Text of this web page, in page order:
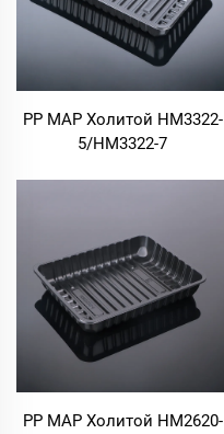
PP MAP Холитой HM3322-
5/HM3322-7
PP MAP Холитой HM2620-